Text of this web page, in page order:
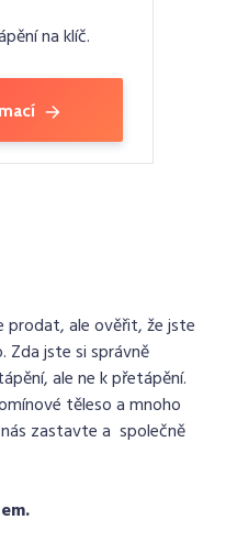
na klíč.
prodat, ale ověřit, že jste
Zda jste si správně
ale ne k přetápění.
těleso a mnoho
zastavte a společně